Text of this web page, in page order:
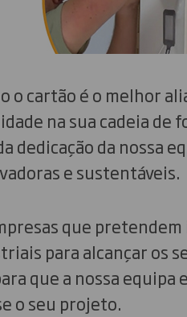
o cartão é o melhor
na sua cadeia de
dedicação da nossa
e sustentáveis.
que
para alcançar os
que a nossa equipa
o seu projeto.